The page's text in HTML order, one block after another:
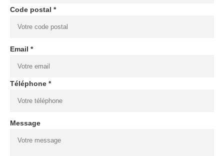
Code postal *
Email *
Téléphone *
Message